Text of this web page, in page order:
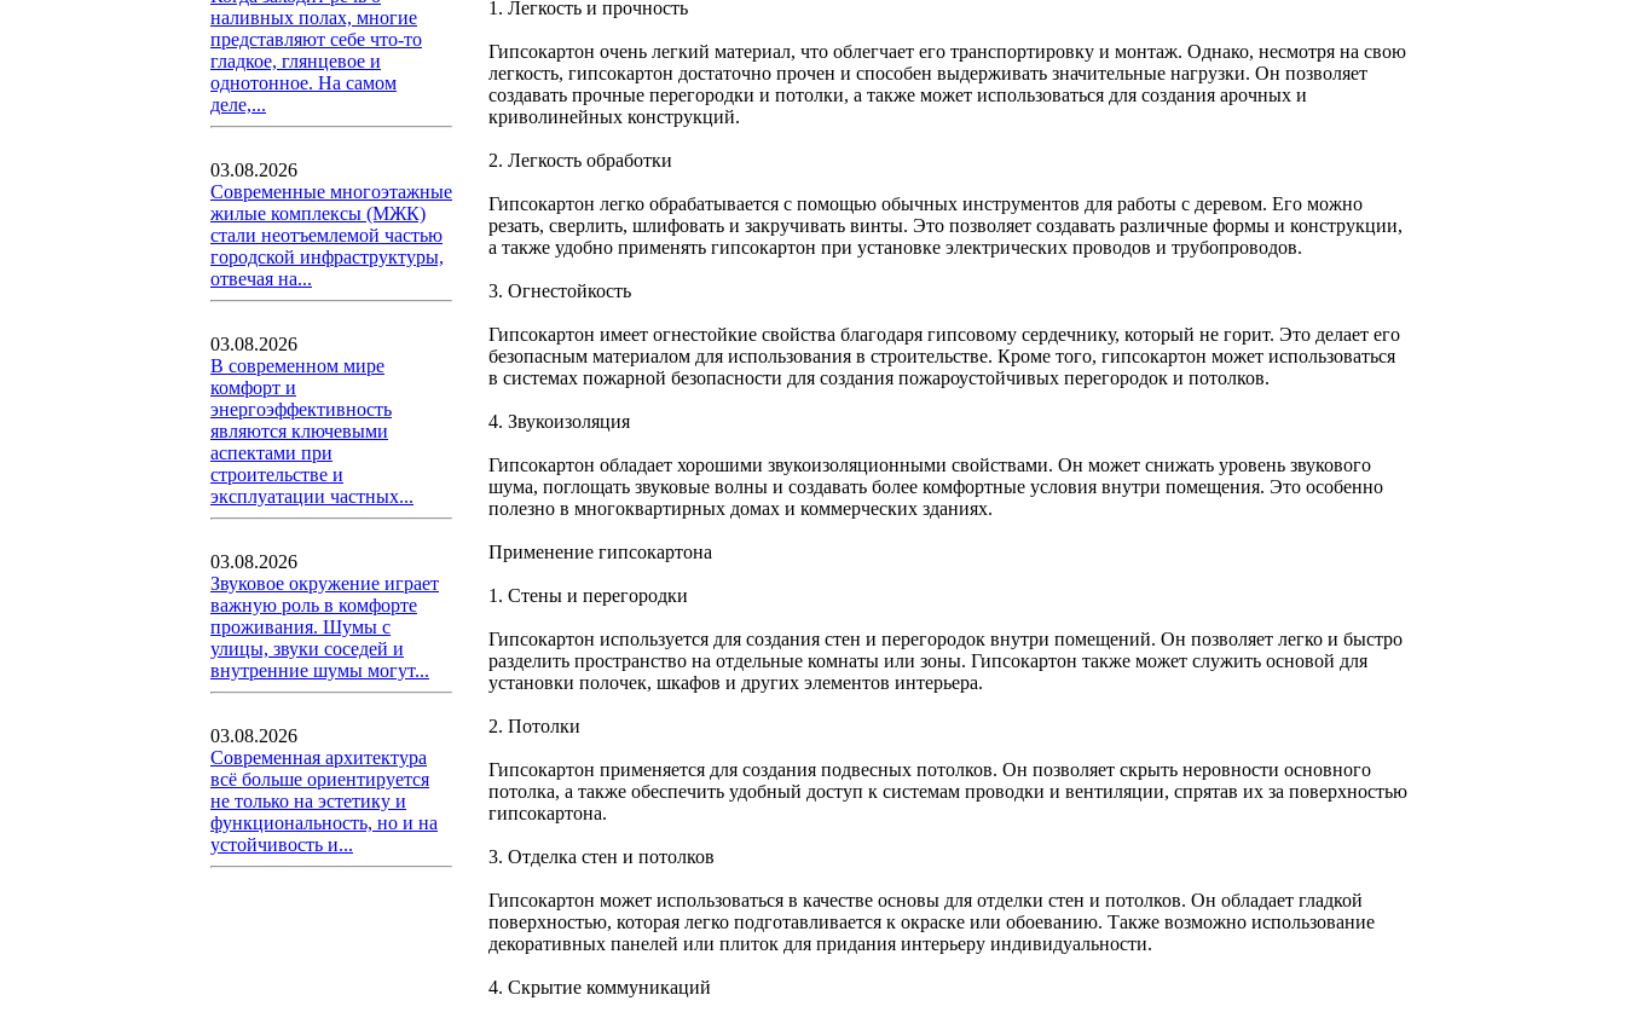
наливных полах, многие
представляют себе что-то
гладкое, глянцевое и
однотонное. На самом
деле,...
03.08.2026
Современные многоэтажные
жилые комплексы (МЖК)
стали неотъемлемой частью
городской инфраструктуры,
отвечая на...
03.08.2026
В современном мире
комфорт и
энергоэффективность
являются ключевыми
аспектами при
строительстве и
эксплуатации частных...
03.08.2026
Звуковое окружение играет
важную роль в комфорте
проживания. Шумы с
улицы, звуки соседей и
внутренние шумы могут...
03.08.2026
Современная архитектура
всё больше ориентируется
не только на эстетику и
функциональность, но и на
устойчивость и...
1. Легкость и прочность
Гипсокартон очень легкий материал, что облегчает его транспортировку и монтаж. Однако, несмотря на свою
легкость, гипсокартон достаточно прочен и способен выдерживать значительные нагрузки. Он позволяет
создавать прочные перегородки и потолки, а также может использоваться для создания арочных и
криволинейных конструкций.
2. Легкость обработки
Гипсокартон легко обрабатывается с помощью обычных инструментов для работы с деревом. Его можно
резать, сверлить, шлифовать и закручивать винты. Это позволяет создавать различные формы и конструкции,
а также удобно применять гипсокартон при установке электрических проводов и трубопроводов.
3. Огнестойкость
Гипсокартон имеет огнестойкие свойства благодаря гипсовому сердечнику, который не горит. Это делает его
безопасным материалом для использования в строительстве. Кроме того, гипсокартон может использоваться
в системах пожарной безопасности для создания пожароустойчивых перегородок и потолков.
4. Звукоизоляция
Гипсокартон обладает хорошими звукоизоляционными свойствами. Он может снижать уровень звукового
шума, поглощать звуковые волны и создавать более комфортные условия внутри помещения. Это особенно
полезно в многоквартирных домах и коммерческих зданиях.
Применение гипсокартона
1. Стены и перегородки
Гипсокартон используется для создания стен и перегородок внутри помещений. Он позволяет легко и быстро
разделить пространство на отдельные комнаты или зоны. Гипсокартон также может служить основой для
установки полочек, шкафов и других элементов интерьера.
2. Потолки
Гипсокартон применяется для создания подвесных потолков. Он позволяет скрыть неровности основного
потолка, а также обеспечить удобный доступ к системам проводки и вентиляции, спрятав их за поверхностью
гипсокартона.
3. Отделка стен и потолков
Гипсокартон может использоваться в качестве основы для отделки стен и потолков. Он обладает гладкой
поверхностью, которая легко подготавливается к окраске или обоеванию. Также возможно использование
декоративных панелей или плиток для придания интерьеру индивидуальности.
4. Скрытие коммуникаций